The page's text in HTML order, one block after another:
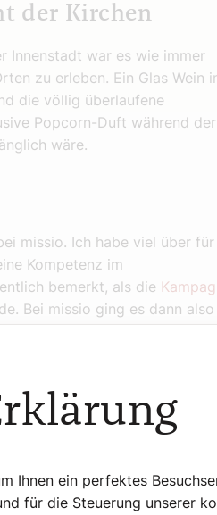
der Kirchen
Innenstadt war es wie immer
zu erleben. Ein Glas Wein
die völlig überlaufene
Popcorn-Duft während der
wäre.
missio. Ich habe viel über für
Kompetenz im
bemerkt, als die
Bei missio ging es dann
zum nächsten Jahr in uns
uns nicht ausgehen. Derweil
Ihnen ein perfektes
für die Steuerung unserer